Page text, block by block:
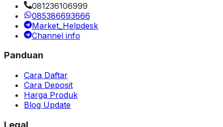
081236106999
085386693666
Market_Helpdesk
Channel info
Panduan
Cara Daftar
Cara Deposit
Harga Produk
Blog Update
Legal